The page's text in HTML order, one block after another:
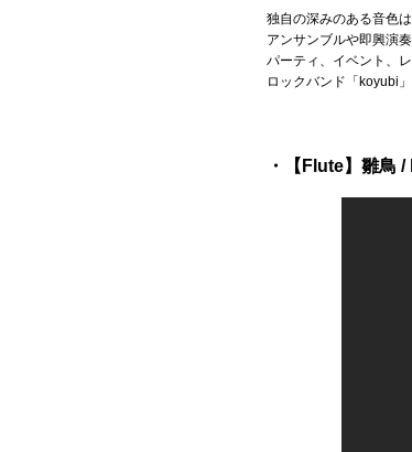
独自の深みのある音色
アンサンブルや即興演
パーティ、イベント、
ロックバンド「koyubi
・【Flute】雛鳥